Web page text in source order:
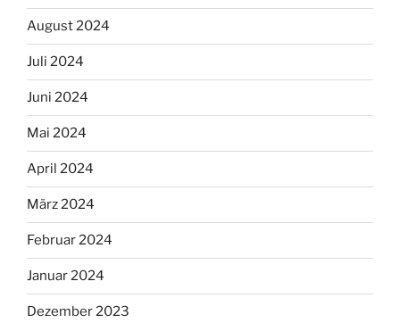
August 2024
Juli 2024
Juni 2024
Mai 2024
April 2024
März 2024
Februar 2024
Januar 2024
Dezember 2023